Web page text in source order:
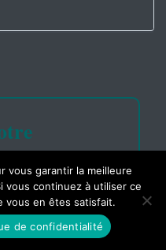
vous garantir la meilleure
vous continuez à utiliser ce
vous en êtes satisfait.
de confidentialité